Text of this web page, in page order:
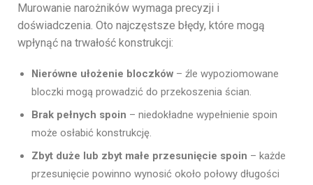
Murowanie narożników wymaga precyzji i
doświadczenia. Oto najczęstsze błędy, które mogą
wpłynąć na trwałość konstrukcji:
Nierówne ułożenie bloczków – źle wypoziomowane
bloczki mogą prowadzić do przekoszenia ścian.
Brak pełnych spoin – niedokładne wypełnienie spoin
może osłabić konstrukcję.
Zbyt duże lub zbyt małe przesunięcie spoin – każde
przesunięcie powinno wynosić około połowy długości